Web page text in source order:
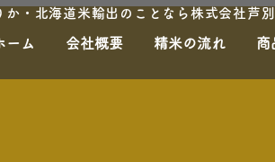
・北海道米輸出のことなら株式会社芦
ーム 会社概要 精米の流れ 商